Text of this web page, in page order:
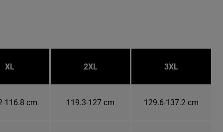
XL 2XL 3XL
116.8 cm 119.3-127 cm 129.6-137.2 cm